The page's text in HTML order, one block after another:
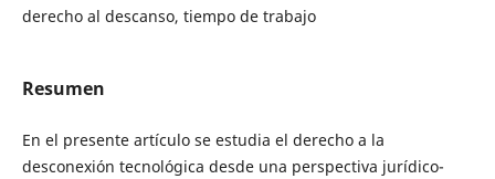
derecho al descanso, tiempo de trabajo
Resumen
En el presente artículo se estudia el derecho a la
desconexión tecnológica desde una perspectiva jurídico-